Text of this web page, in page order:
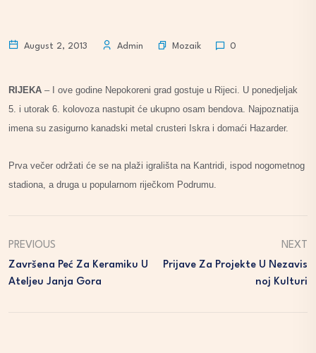
August 2, 2013 Admin Mozaik 0
RIJEKA – I ove godine Nepokoreni grad gostuje u Rijeci. U ponedjeljak
5. i utorak 6. kolovoza nastupit će ukupno osam bendova. Najpoznatija
imena su zasigurno kanadski metal crusteri Iskra i domaći Hazarder.
Prva večer održati će se na plaži igrališta na Kantridi, ispod nogometnog
stadiona, a druga u popularnom riječkom Podrumu.
PREVIOUS
Završena Peć Za Keramiku U
Ateljeu Janja Gora
NEXT
Prijave Za Projekte U Nezavis
Noj Kulturi